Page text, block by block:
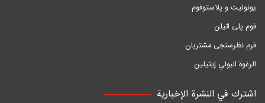
یونولیت و پلاستوفوم
فوم پلی اتیلن
فرم نظرسنجی مشتریان
الرغوة البولي إيثيلين
اشترك في النشرة الإخبارية